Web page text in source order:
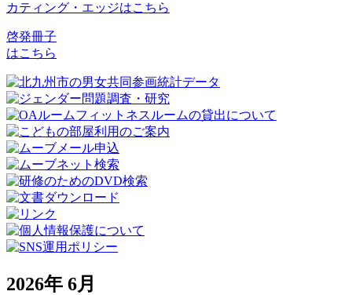
カティング・エッジはこちら
啓発冊子
はこちら
2026年 6月